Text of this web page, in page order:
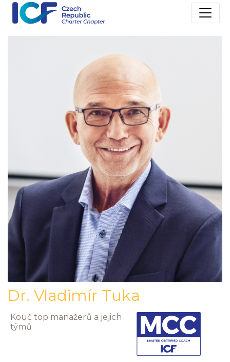
Dr. Vladimír Tuka
Kouč top manažerů a jejich
týmů